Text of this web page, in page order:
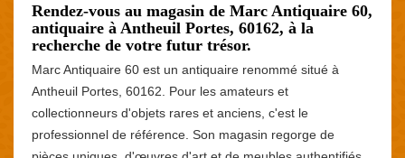
Rendez-vous au magasin de Marc Antiquaire 60,
antiquaire à Antheuil Portes, 60162, à la
recherche de votre futur trésor.
Marc Antiquaire 60 est un antiquaire renommé situé à
Antheuil Portes, 60162. Pour les amateurs et
collectionneurs d'objets rares et anciens, c'est le
professionnel de référence. Son magasin regorge de